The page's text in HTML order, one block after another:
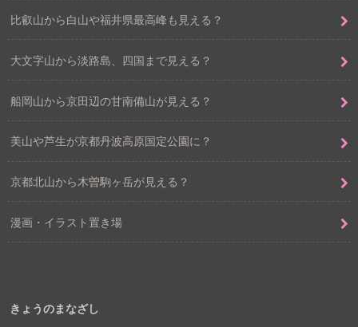
比叡山から白山や福井県最高峰も見える？
大文字山から淡路島、四国まで見える？
船岡山から京田辺の甘南備山が見える？
美山や芦生が京都丹波高原国定公園に？
京都北山から木曽駒ヶ岳が見える？
漫画・イラスト置き場
きょうのまなざし